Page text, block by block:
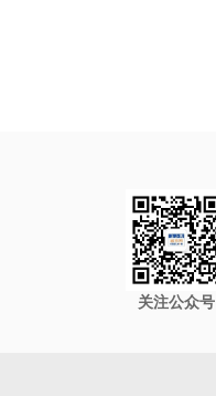
关注公众号